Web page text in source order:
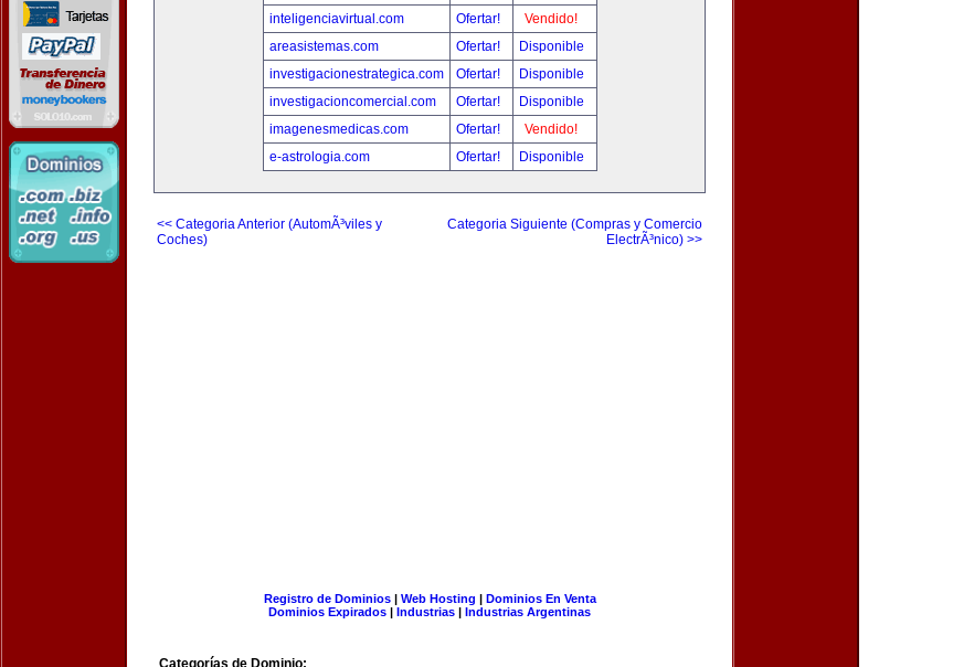
inteligenciavirtual.com
Ofertar!
Vendido!
areasistemas.com
Ofertar!
Disponible
investigacionestrategica.com
Ofertar!
Disponible
investigacioncomercial.com
Ofertar!
Disponible
imagenesmedicas.com
Ofertar!
Vendido!
e-astrologia.com
Ofertar! Disponible
<< Categoria Anterior (AutomÃ³viles y
Coches)
Categoria Siguiente (Compras y Comercio
ElectrÃ³nico) >>
Registro de Dominios| Web Hosting | Dominios En Venta
Dominios Expirados | Industrias | Industrias Argentinas
Categorías de Dominio: